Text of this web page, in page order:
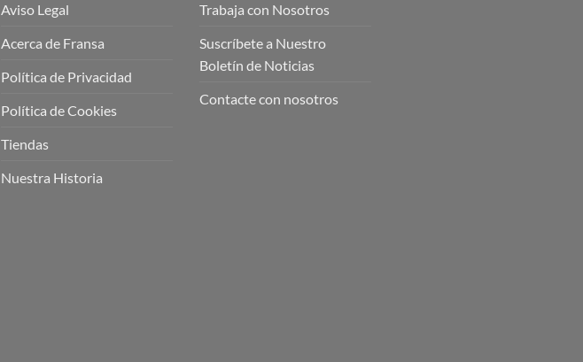
Aviso Legal
Acerca de Fransa
Política de Privacidad
Política de Cookies
Tiendas
Nuestra Historia
Trabaja con Nosotros
Suscríbete a Nuestro
Boletín de Noticias
Contacte con nosotros